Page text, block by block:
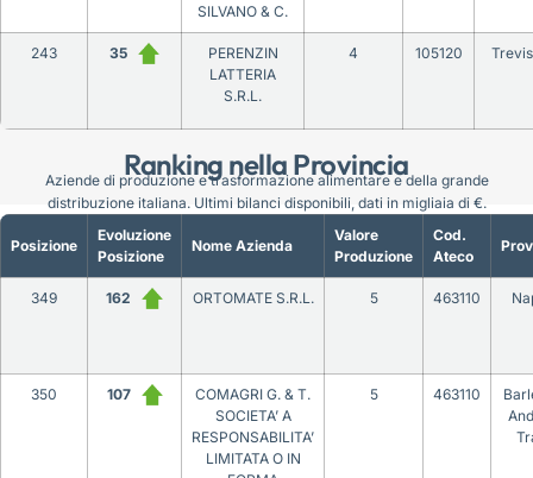
Ranking nella Provincia
SILVANO & C.
243 35
PERENZIN
LATTERIA
S.R.L.
4 105120
Posizione
Evoluzione
Posizione
Nome Azienda
Valore
Produzione
Cod.
Ateco
349 162 ORTOMATE S.R.L. 5 463110
350 107
COMAGRI G. & T.
SOCIETA’ A
RESPONSABILITA’
LIMITATA O IN
5 463110
Aziende di produzione e trasformazione alimentare e della grande
distribuzione italiana. Ultimi bilanci disponibili, dati in migliaia di €.